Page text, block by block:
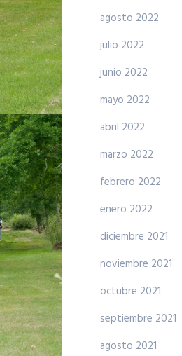
agosto 2022
julio 2022
junio 2022
mayo 2022
abril 2022
marzo 2022
febrero 2022
enero 2022
diciembre 2021
noviembre 2021
octubre 2021
septiembre 2021
agosto 2021